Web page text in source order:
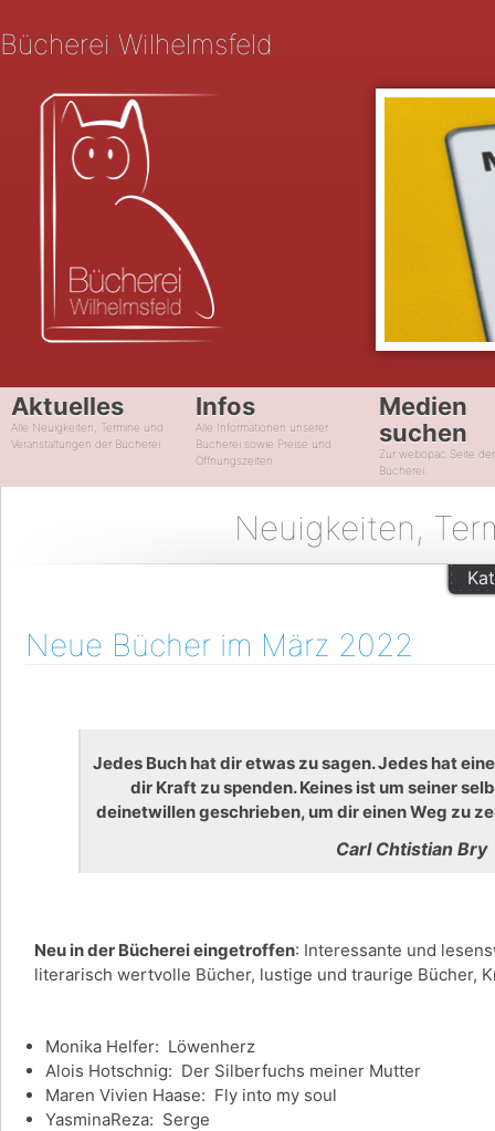
Bücherei Wilhelmsfeld
Aktuelles
Alle Neuigkeiten, Termine und
Veranstaltungen der Bücherei
Infos
Alle Informationen unserer
Bücherei sowie Preise und
Öffnungszeiten
Medien
suchen
Zur webopac Seite der
Bücherei.
Neuigkeiten,
Neue Bücher im März 2022
Jedes Buch hat dir etwas zu sagen. Jedes hat
dir Kraft zu spenden. Keines ist um seiner
deinetwillen geschrieben, um dir einen Weg zu
Carl Chtistian Bry
Neu in der Bücherei eingetroffen: Interessante und
literarisch wertvolle Bücher, lustige und traurige Bücher,
Monika Helfer: Löwenherz
Alois Hotschnig: Der Silberfuchs meiner Mutter
Maren Vivien Haase: Fly into my soul
YasminaReza: Serge